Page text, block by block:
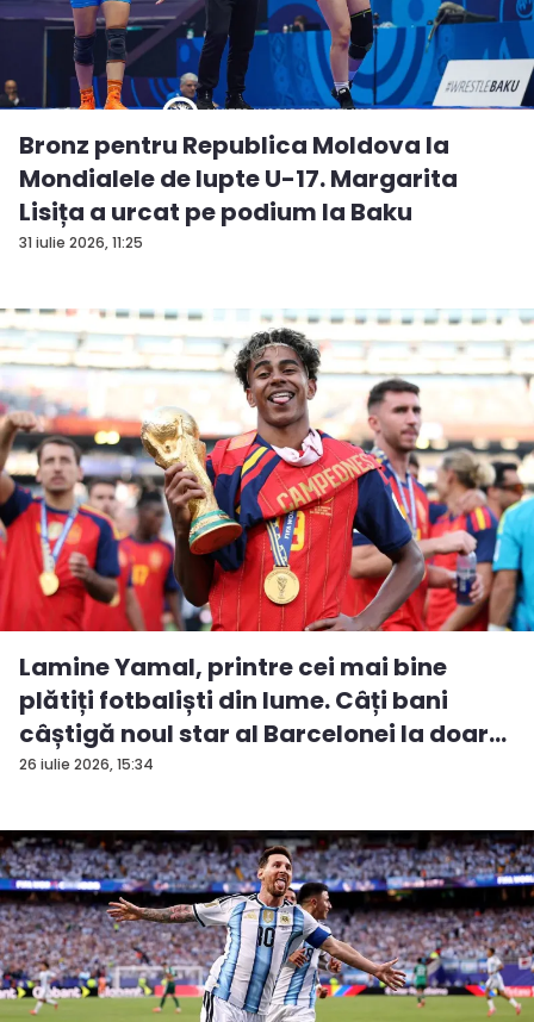
31 iulie 2026, 11:25
Bronz pentru Republica Moldova la
Mondialele de lupte U-17. Margarita
Lisița a urcat pe podium la Baku
26 iulie 2026, 15:34
Lamine Yamal, printre cei mai bine
plătiți fotbaliști din lume. Câți bani
câștigă noul star al Barcelonei la doar...